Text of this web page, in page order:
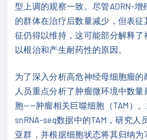
型上调的观察一致。尽管ADRN-增
的群体在治疗后数量减少，但表
征仍得以维持，这可能部分解释了
以根治和产生耐药性的原因。
为了深入分析高危神经母细胞瘤的
人员重点分析了肿瘤微环境中数
胞——肿瘤相关巨噬细胞（TAM）
snRNA-seq数据中的TAM，研究人
亚群，并根据细胞状态将其归纳为